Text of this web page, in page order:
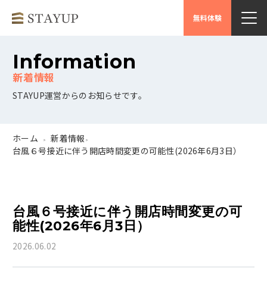
無料体験
Information
STAYUP運営からのお知らせです。
ホーム > 新着情報 >
台風６号接近に伴う開店時間変更の可能性(2026年6月3日）
台風６号接近に伴う開店時間変更の可
能性(2026年6月3日）
2026.06.02